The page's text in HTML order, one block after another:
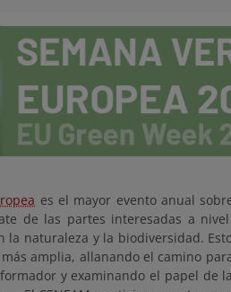
es el mayor evento anual
de las partes interesadas a
la naturaleza y la biodiversidad.
amplia, allanando el camino
y examinando el papel de